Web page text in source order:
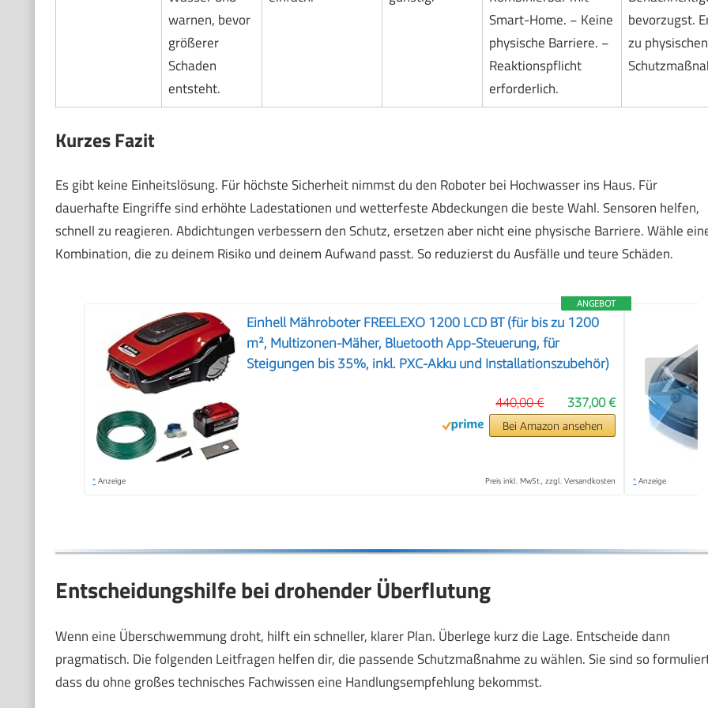
warnen, bevor
größerer
Schaden
entsteht.
Smart-Home. − Keine
physische Barriere. −
Reaktionspflicht
erforderlich.
bevorzugst.
zu physischen
Kurzes Fazit
Es gibt keine Einheitslösung. Für höchste Sicherheit nimmst du den Roboter bei Hochwasser ins Haus. Für
dauerhafte Eingriffe sind erhöhte Ladestationen und wetterfeste Abdeckungen die beste Wahl. Sensoren helfen,
schnell zu reagieren. Abdichtungen verbessern den Schutz, ersetzen aber nicht eine physische Barriere. Wähle
Kombination, die zu deinem Risiko und deinem Aufwand passt. So reduzierst du Ausfälle und teure Schäden.
ANGEBOT
Einhell Mähroboter FREELEXO 1200 LCD BT (für bis zu 1200
m², Multizonen-Mäher, Bluetooth App-Steuerung, für
Steigungen bis 35%, inkl. PXC-Akku und Installationszubehör)
337,00 €
440,00 €
Bei Amazon ansehen
* Anzeige Preis inkl. MwSt., zzgl. Versandkosten * Anzeige
❯
Entscheidungshilfe bei drohender Überflutung
Wenn eine Überschwemmung droht, hilft ein schneller, klarer Plan. Überlege kurz die Lage. Entscheide dann
pragmatisch. Die folgenden Leitfragen helfen dir, die passende Schutzmaßnahme zu wählen. Sie sind so
dass du ohne großes technisches Fachwissen eine Handlungsempfehlung bekommst.